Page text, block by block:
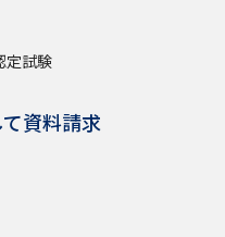
定試験
資料請求